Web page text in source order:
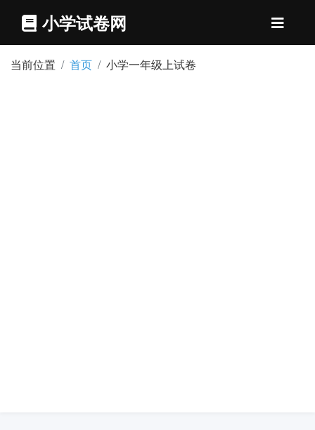
小学试卷网
当前位置 首页 小学一年级上试卷